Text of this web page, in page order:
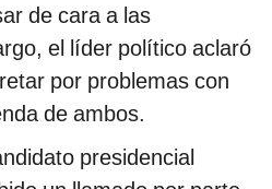
de cara a las
el líder político aclaró
por problemas con
de ambos.
presidencial